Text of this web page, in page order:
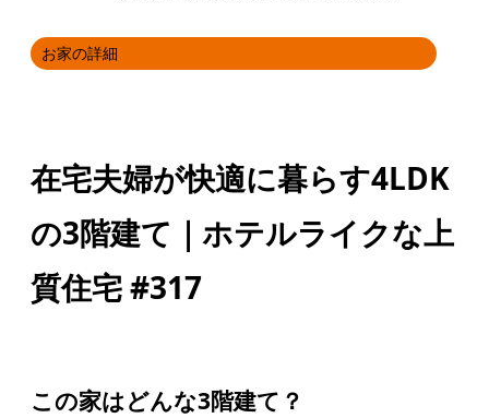
お家の詳細
在宅夫婦が快適に暮らす4LDK
の3階建て｜ホテルライクな上
質住宅 #317
この家はどんな3階建て？